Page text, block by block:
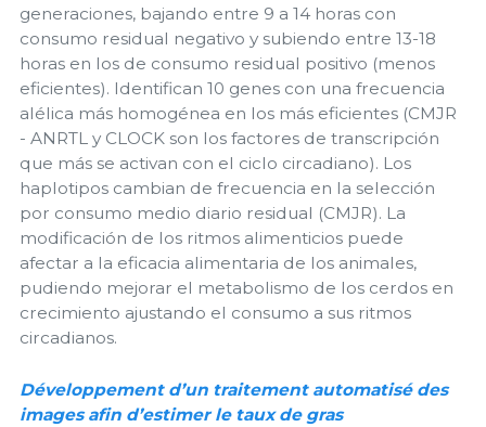
generaciones, bajando entre 9 a 14 horas con
consumo residual negativo y subiendo entre 13-18
horas en los de consumo residual positivo (menos
eficientes). Identifican 10 genes con una frecuencia
alélica más homogénea en los más eficientes (CMJR
- ANRTL y CLOCK son los factores de transcripción
que más se activan con el ciclo circadiano). Los
haplotipos cambian de frecuencia en la selección
por consumo medio diario residual (CMJR). La
modificación de los ritmos alimenticios puede
afectar a la eficacia alimentaria de los animales,
pudiendo mejorar el metabolismo de los cerdos en
crecimiento ajustando el consumo a sus ritmos
circadianos.
Développement d’un traitement automatisé des
images afin d’estimer le taux de gras